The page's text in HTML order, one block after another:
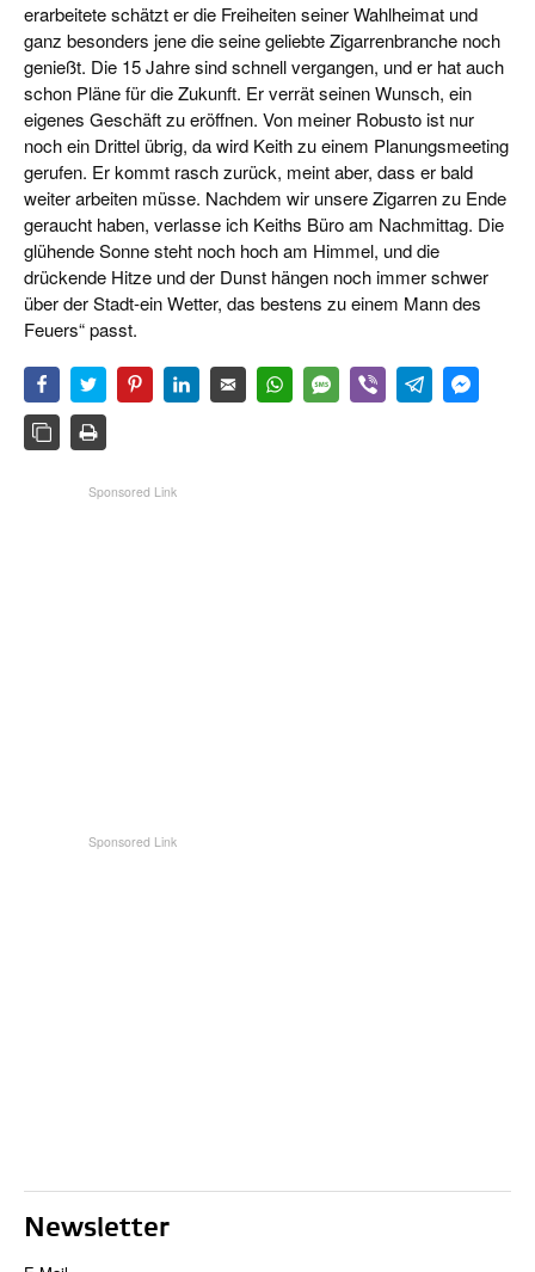
erarbeitete schätzt er die Freiheiten seiner Wahlheimat und
ganz besonders jene die seine geliebte Zigarrenbranche noch
genießt. Die 15 Jahre sind schnell vergangen, und er hat auch
schon Pläne für die Zukunft. Er verrät seinen Wunsch, ein
eigenes Geschäft zu eröffnen. Von meiner Robusto ist nur
noch ein Drittel übrig, da wird Keith zu einem Planungsmeeting
gerufen. Er kommt rasch zurück, meint aber, dass er bald
weiter arbeiten müsse. Nachdem wir unsere Zigarren zu Ende
geraucht haben, verlasse ich Keiths Büro am Nachmittag. Die
glühende Sonne steht noch hoch am Himmel, und die
drückende Hitze und der Dunst hängen noch immer schwer
über der Stadt-ein Wetter, das bestens zu einem Mann des
Feuers“ passt.
Newsletter